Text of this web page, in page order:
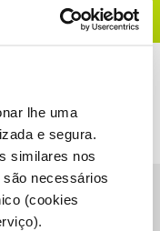
lhe uma
e segura.
similares nos
necessários
(cookies
statement